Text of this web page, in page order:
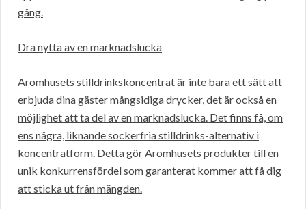
gång.
Dra nytta av en marknadslucka
Aromhusets stilldrinkskoncentrat är inte bara ett sätt att
erbjuda dina gäster mångsidiga drycker, det är också en
möjlighet att ta del av en marknadslucka. Det finns få, om
ens några, liknande sockerfria stilldrinks-alternativ i
koncentratform. Detta gör Aromhusets produkter till en
unik konkurrensfördel som garanterat kommer att få dig
att sticka ut från mängden.